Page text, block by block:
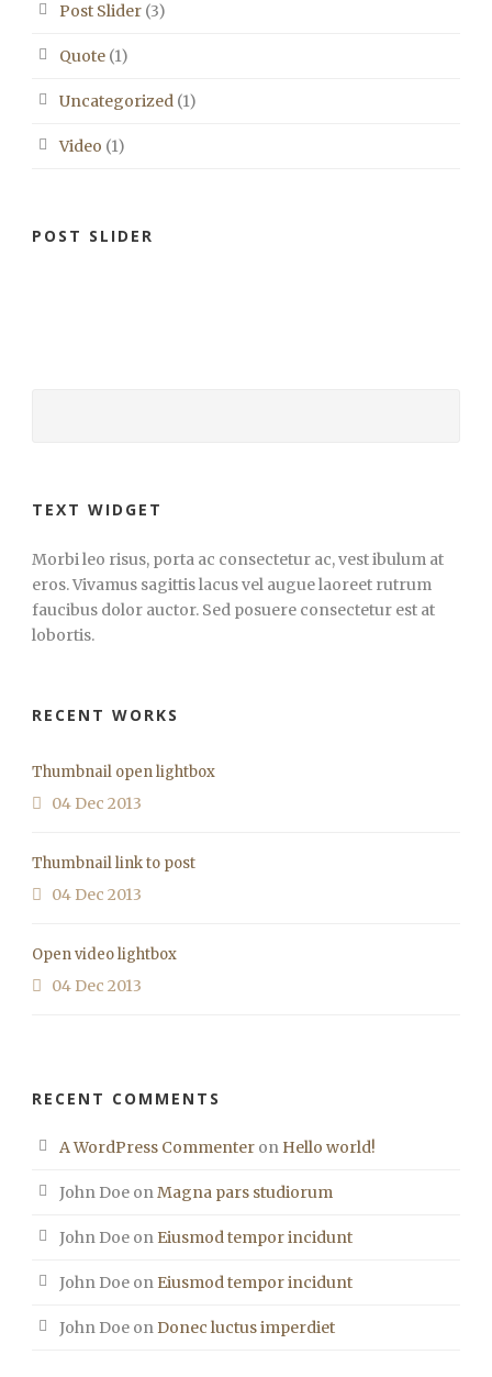
Post Slider (3)
Quote (1)
Uncategorized (1)
Video (1)
POST SLIDER
TEXT WIDGET
Morbi leo risus, porta ac consectetur ac, vest ibulum at
eros. Vivamus sagittis lacus vel augue laoreet rutrum
faucibus dolor auctor. Sed posuere consectetur est at
lobortis.
RECENT WORKS
Thumbnail open lightbox
04 Dec 2013
Thumbnail link to post
04 Dec 2013
Open video lightbox
04 Dec 2013
RECENT COMMENTS
A WordPress Commenter on Hello world!
John Doe onMagna pars studiorum
John Doe on Eiusmod tempor incidunt
John Doe on Eiusmod tempor incidunt
John Doe onDonec luctus imperdiet